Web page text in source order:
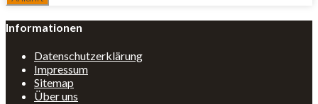
Informationen
Datenschutzerklärung
Impressum
Sitemap
Über uns